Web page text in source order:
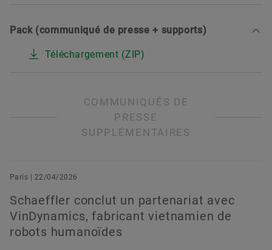
Pack (communiqué de presse + supports)
Téléchargement (ZIP)
COMMUNIQUÉS DE
PRESSE
SUPPLÉMENTAIRES
Paris | 22/04/2026
Schaeffler conclut un partenariat avec
VinDynamics, fabricant vietnamien de
robots humanoïdes